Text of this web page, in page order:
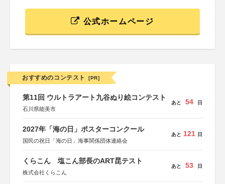
公式ホームページ
おすすめのコンテスト [PR]
第11回 ウルトラアート九谷ぬり絵コンテスト
石川県能美市
あと 54 日
2027年「海の日」ポスターコンクール
国民の祝日「海の日」海事関係団体連絡会
あと 121 日
くらこん 塩こん部長のART昆テスト
株式会社くらこん
あと 53 日